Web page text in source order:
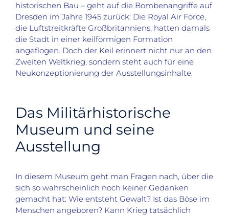
historischen Bau – geht auf die Bombenangriffe auf
Dresden im Jahre 1945 zurück: Die Royal Air Force,
die Luftstreitkräfte Großbritanniens, hatten damals
die Stadt in einer keilförmigen Formation
angeflogen. Doch der Keil erinnert nicht nur an den
Zweiten Weltkrieg, sondern steht auch für eine
Neukonzeptionierung der Ausstellungsinhalte.
Das Militärhistorische
Museum und seine
Ausstellung
In diesem Museum geht man Fragen nach, über die
sich so wahrscheinlich noch keiner Gedanken
gemacht hat: Wie entsteht Gewalt? Ist das Böse im
Menschen angeboren? Kann Krieg tatsächlich